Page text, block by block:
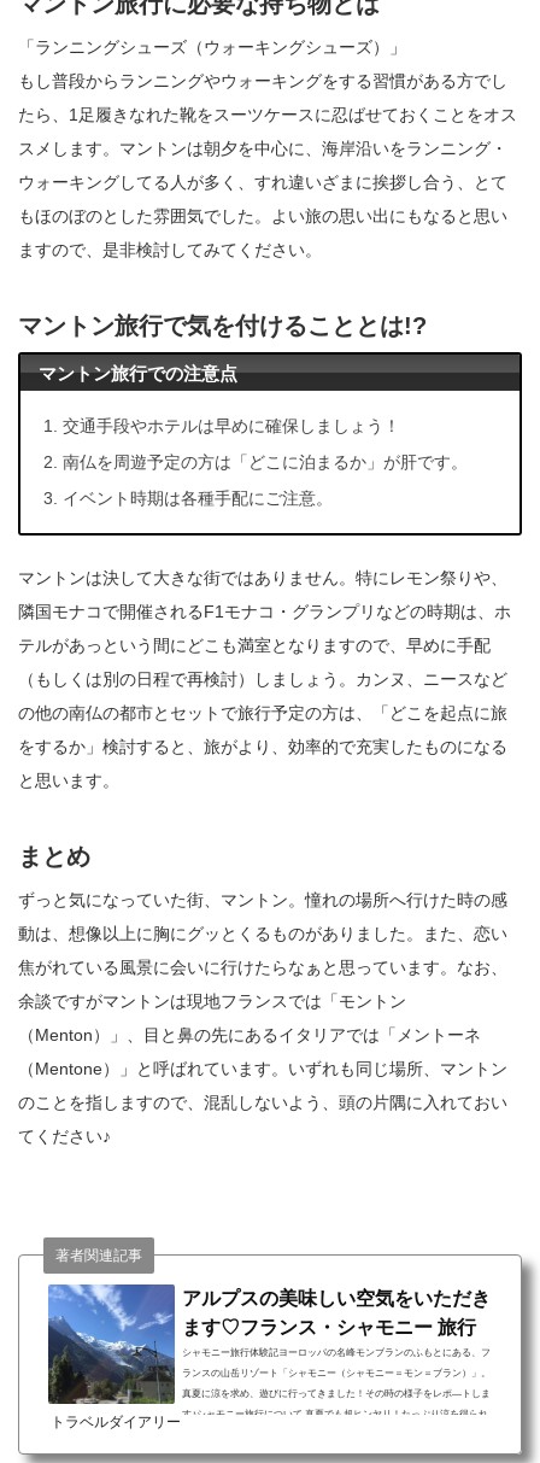
「ランニングシューズ（ウォーキングシューズ）」
もし普段からランニングやウォーキングをする習慣がある方でし
たら、1足履きなれた靴をスーツケースに忍ばせておくことをオス
スメします。マントンは朝夕を中心に、海岸沿いをランニング・
ウォーキングしてる人が多く、すれ違いざまに挨拶し合う、とて
もほのぼのとした雰囲気でした。よい旅の思い出にもなると思い
ますので、是非検討してみてください。
マントン旅行で気を付けることとは!?
マントン旅行での注意点
交通手段やホテルは早めに確保しましょう！
南仏を周遊予定の方は「どこに泊まるか」が肝です。
イベント時期は各種手配にご注意。
マントンは決して大きな街ではありません。特にレモン祭りや、
隣国モナコで開催されるF1モナコ・グランプリなどの時期は、ホ
テルがあっという間にどこも満室となりますので、早めに手配
（もしくは別の日程で再検討）しましょう。カンヌ、ニースなど
の他の南仏の都市とセットで旅行予定の方は、「どこを起点に旅
をするか」検討すると、旅がより、効率的で充実したものになる
と思います。
まとめ
ずっと気になっていた街、マントン。憧れの場所へ行けた時の感
動は、想像以上に胸にグッとくるものがありました。また、恋い
焦がれている風景に会いに行けたらなぁと思っています。なお、
余談ですがマントンは現地フランスでは「モントン
（Menton）」、目と鼻の先にあるイタリアでは「メントーネ
（Mentone）」と呼ばれています。いずれも同じ場所、マントン
のことを指しますので、混乱しないよう、頭の片隅に入れておい
てください♪
アルプスの美味しい空気をいただき
ます♡フランス・シャモニー 旅行
シャモニー旅行体験記ヨーロッパの名峰モンブランのふもとにある、フ
ランスの山岳リゾート「シャモニー（シャモニー＝モン＝ブラン）」。
真夏に涼を求め、遊びに行ってきました！その時の様子をレポ―トしま
す♪シャモニー旅行について 真夏でも超ヒンヤリ！たっぷり涼を得られ
ちのバカンスの楽しみ方を一緒に体験できる点誰もが一度は名前を聞い
トラベルダイアリー
著者関連記事